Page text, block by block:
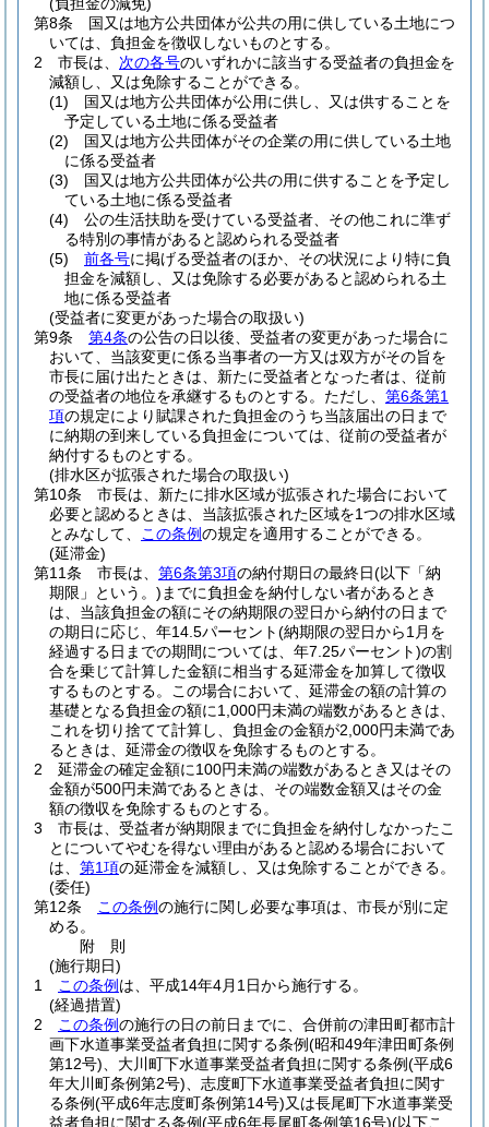
第8条
国又は地方公共団体が公共の用に供している土地につ
いては、負担金を徴収しないものとする。
2
市長は、 次の各号のいずれかに該当する受益者の負担金を
減額し、又は免除することができる。
(1)
国又は地方公共団体が公用に供し、又は供することを
予定している土地に係る受益者
(2)
国又は地方公共団体がその企業の用に供している土地
に係る受益者
(3)
国又は地方公共団体が公共の用に供することを予定し
ている土地に係る受益者
(4)
公の生活扶助を受けている受益者、その他これに準ず
る特別の事情があると認められる受益者
(5)
前各号に掲げる受益者のほか、その状況により特に負
担金を減額し、又は免除する必要があると認められる土
地に係る受益者
(受益者に変更があった場合の取扱い)
第9条
第4条の公告の日以後、受益者の変更があった場合に
おいて、当該変更に係る当事者の一方又は双方がその旨を
市長に届け出たときは、新たに受益者となった者は、従前
の受益者の地位を承継するものとする。 ただし、 第6条第1
項の規定により賦課された負担金のうち当該届出の日まで
に納期の到来している負担金については、従前の受益者が
納付するものとする。
(排水区が拡張された場合の取扱い)
第10条
市長は、新たに排水区域が拡張された場合において
必要と認めるときは、当該拡張された区域を1つの排水区域
とみなして、
この条例の規定を適用することができる。
(延滞金)
第11条
市長は、 第6条第3項の納付期日の最終日(以下「納
期限」という。) までに負担金を納付しない者があるとき
は、当該負担金の額にその納期限の翌日から納付の日まで
の期日に応じ、年14.5パーセント(納期限の翌日から1月を
経過する日までの期間については、年7.25パーセント)の割
合を乗じて計算した金額に相当する延滞金を加算して徴収
するものとする。
この場合において、延滞金の額の計算の
基礎となる負担金の額に1,000円未満の端数があるときは、
これを切り捨てて計算し、負担金の金額が2,000円未満であ
るときは、延滞金の徴収を免除するものとする。
2
延滞金の確定金額に100円未満の端数があるとき又はその
金額が500円未満であるときは、その端数金額又はその金
額の徴収を免除するものとする。
3
市長は、受益者が納期限までに負担金を納付しなかったこ
とについてやむを得ない理由があると認める場合において
は、 第1項の延滞金を減額し、又は免除することができる。
(委任)
第12条
この条例の施行に関し必要な事項は、市長が別に定
める。
附 則
(施行期日)
1
この条例 は、平成14年4月1日から施行する。
(経過措置)
2
この条例の施行の日の前日までに、合併前の津田町都市計
画下水道事業受益者負担に関する条例(昭和49年津田町条例
第12号) 、大川町下水道事業受益者負担に関する条例(平成6
年大川町条例第2号) 、志度町下水道事業受益者負担に関す
る条例(平成6年志度町条例第14号)又は長尾町下水道事業受
益者負担に関する条例(平成6年長尾町条例第16号)(以下こ